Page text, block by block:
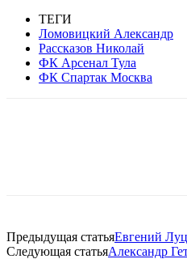
ТЕГИ
Ломовицкий Александр
Рассказов Николай
ФК Арсенал Тула
ФК Спартак Москва
Предыдущая статьяЕвгений
Следующая статьяАлександр